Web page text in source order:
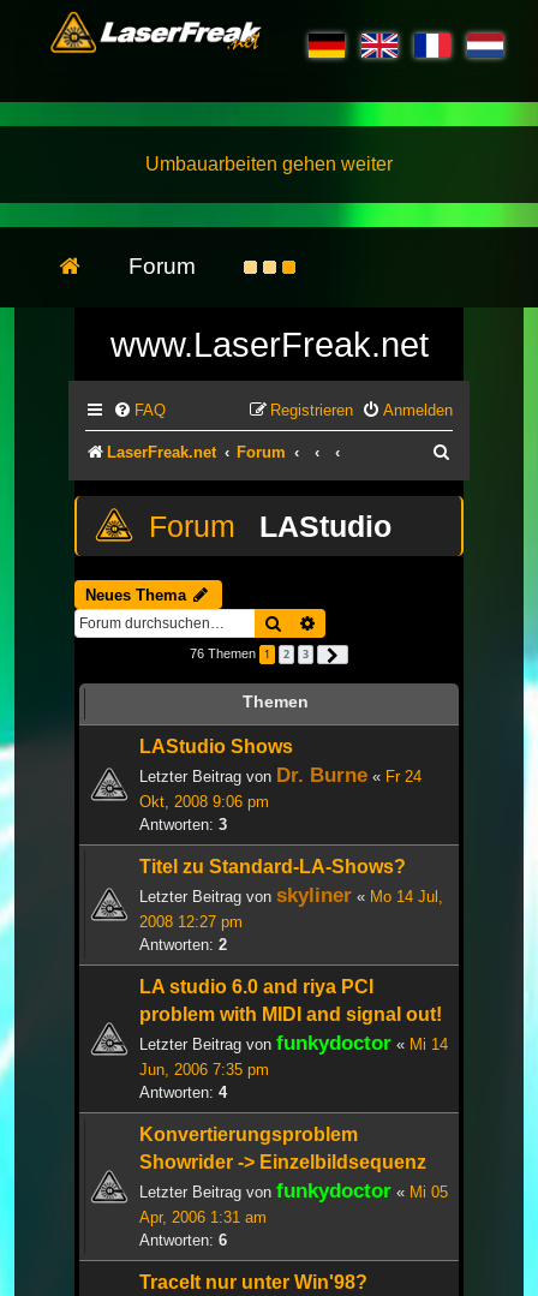
Umbauarbeiten gehen weiter
Forum
www.LaserFreak.net
FAQ Anmelden
Registrieren
LaserFreak.net Forum
LAStudio
Neues Thema
Suche
76 Themen 1 2 3
Themen
LAStudio Shows
Letzter Beitrag von Dr. Burne « Fr 24
Okt, 2008 9:06 pm
Antworten: 3
Titel zu Standard-LA-Shows?
Letzter Beitrag von skyliner « Mo 14 Jul,
2008 12:27 pm
Antworten: 2
LA studio 6.0 and riya PCI
problem with MIDI and signal out!
Letzter Beitrag von funkydoctor « Mi 14
Jun, 2006 7:35 pm
Antworten: 4
Konvertierungsproblem
Showrider -> Einzelbildsequenz
Letzter Beitrag von funkydoctor « Mi 05
Apr, 2006 1:31 am
Antworten: 6
TraceIt nur unter Win'98?